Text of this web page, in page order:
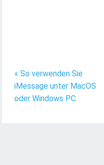
« So verwenden Sie
iMessage unter MacOS
oder Windows PC